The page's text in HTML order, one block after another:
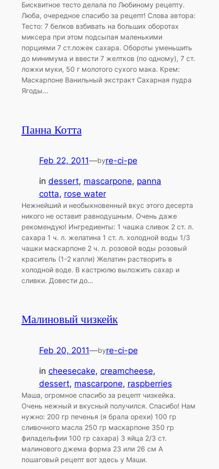
Бисквитное тесто делала по Любиному рецепту.
Люба, очередное спасибо за рецепт! Слова автора:
Тесто: 7 белков взбивать на больших оборотах
миксера при этом подсыпая маленькими
порциями 7 ст.ложек сахара. Обороты уменьшить
до минимума и ввести 7 желтков (по одному), 7 ст.
ложки муки, 50 г молотого сухого мака. Крем:
Маскарпоне Ванильный экстракт Сахарная пудра
Ягоды…
Панна Котта
Feb 22, 2011—byre-ci-pe
in dessert, mascarpone, panna
cotta, rose water
Нежнейший и необыкновенный вкус этого десерта
никого не оставит равнодушным. Очень даже
рекомендую! Ингредиенты: 1 чашка сливок 2 ст. л.
сахара 1 ч. л. желатина 1 ст. л. холодной воды 1/3
чашки маскарпоне 2 ч. л. розовой воды розовый
краситель (1-2 капли) Желатин растворить в
холодной воде. В кастрюлю выложить сахар и
сливки. Довести до…
Малиновый чизкейк
Feb 20, 2011—byre-ci-pe
in cheesecake, creamcheese
dessert, mascarpone, raspberries
Маша, огромное спасибо за рецепт чизкейка.
Очень нежный и вкусный получился. Спасибо! Нам
нужно: 200 гр печенья (я брала орехи) 100 гр
сливочного масла 250 гр маскарпоне 350 гр
филадельфии 100 гр сахара) 3 яйца 2/3 cт.
малинового джема форма 23 или 26 см А
пошаговый рецепт вот здесь у Маши.